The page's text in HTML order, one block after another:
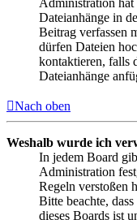
Dateianhänge in
Beitrag verfassen
dürfen Dateien
kontaktieren, falls
Dateianhänge
Nach oben
Weshalb wurde ich
In jedem Board
Administration
Regeln verstoßen
Bitte beachte,
dieses Boards ist